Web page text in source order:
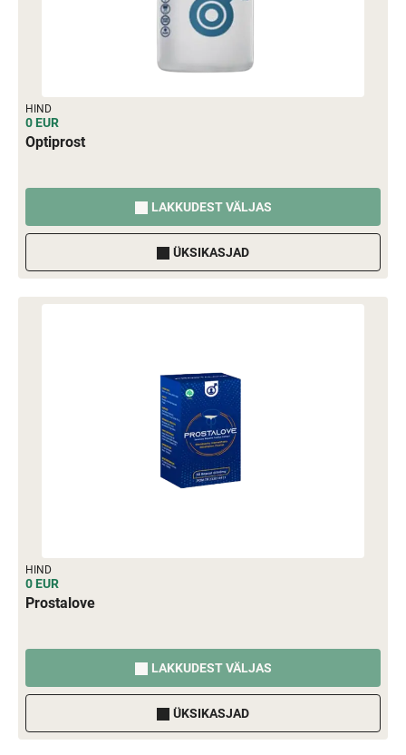
HIND
0 EUR
Optiprost
LAKKUDEST VÄLJAS
ÜKSIKASJAD
HIND
0 EUR
Prostalove
LAKKUDEST VÄLJAS
ÜKSIKASJAD